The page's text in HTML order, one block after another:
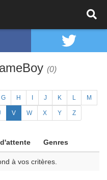
(0)
G H J K L M
V W X Y Z
Genres
à vos critères.